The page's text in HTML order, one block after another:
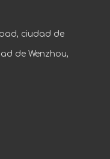
ciudad de
de Wenzhou,